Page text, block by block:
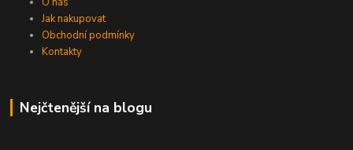
Jak nakupovat
Obchodní podmínky
Kontakty
Nejčtenější na blogu